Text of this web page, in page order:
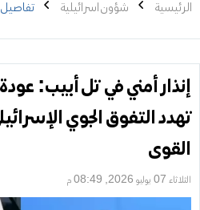
الرئيسية شؤون اسرائيلية تفاصيل
تهدد التفوق الجوي
القوى
الثلاثاء 07 يوليو 2026, 08:49 م